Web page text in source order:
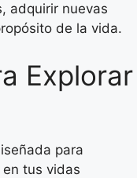
adquirir nuevas
de la vida.
Explorar
para
tus vidas